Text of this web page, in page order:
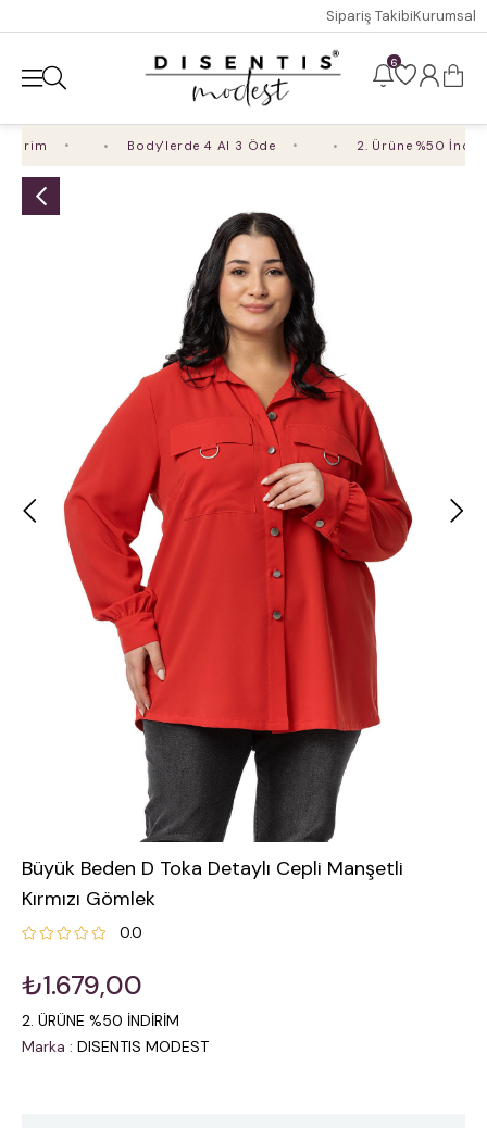
Sipariş TakibiKurumsal
6
Body'lerde 4 Al 3 Öde 2. Ürüne %50 İndirim
Büyük Beden D Toka Detaylı Cepli Manşetli
Kırmızı Gömlek
0.0
₺1.679,00
2. ÜRÜNE %50 İNDİRİM
Marka : DISENTIS MODEST